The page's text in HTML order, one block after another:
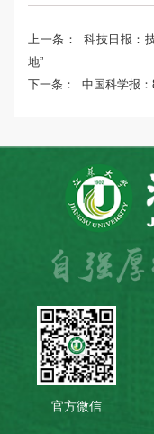
上一条：
科技日报：
地”
下一条：
中国科学报
官方微信